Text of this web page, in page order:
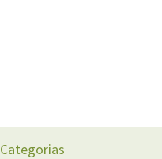
Categorias